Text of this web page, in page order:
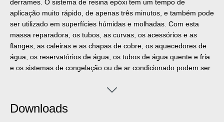
derrames. O sistema de resina epóxi tem um tempo de
aplicação muito rápido, de apenas três minutos, e também pode
ser utilizado em superfícies húmidas e molhadas. Com esta
massa reparadora, os tubos, as curvas, os acessórios e as
flanges, as caleiras e as chapas de cobre, os aquecedores de
água, os reservatórios de água, os tubos de água quente e fria
e os sistemas de congelação ou de ar condicionado podem ser
Reparadora Cobre pode ser utilizada na construção de tanques
cosmética e farmacêutica bem como em muitos outros setores
Downloads